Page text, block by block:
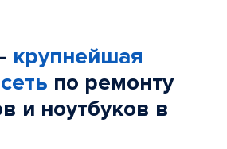
крупнейшая
по ремонту
и ноутбуков в